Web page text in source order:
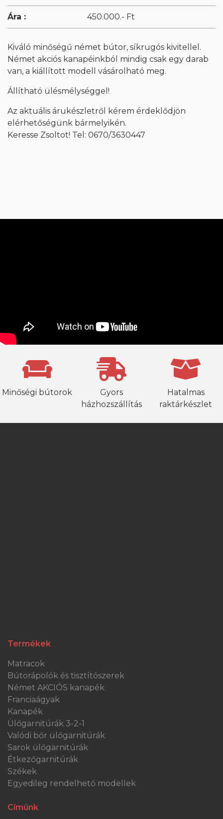
Ára : 450.000.- Ft
Kiváló minőségű német bútor, síkrugós kivitellel.
Német akciós kanapéinkból mindig csak egy darab
van, a kiállított modell vásárolható meg.
Állítható ülésmélységgel!
Az aktuális árukészletről kérem érdeklődjön
elérhetőségünk bármelyikén.
Keresse Zsoltot! Tel: 0670/3630447
Minőségi bútorok
Gyors
házhozszállítás
Hatalmas
raktárkészlet
Termékek
Matracok
Bútorápolók és tisztítószerek
Német AKCIÓS kanapék
Franciaágyak
Kanapék
Ülőgarnitúrák 3-2-1
Valódi bőr ülőgarnitúrák
Sarok ülőgarnitúrák
Étkezőgarnitúrák
Székek
Egyedileg rendelhető modellek
Címünk